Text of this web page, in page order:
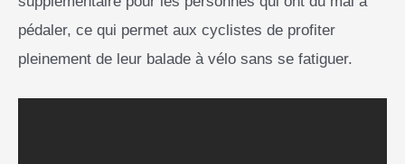
pédaler, ce qui permet aux cyclistes de profiter
pleinement de leur balade à vélo sans se fatiguer.